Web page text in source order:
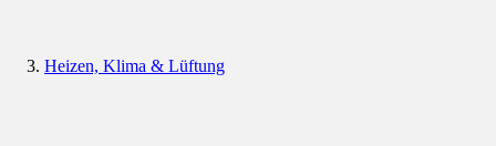
Heizen, Klima & Lüftung